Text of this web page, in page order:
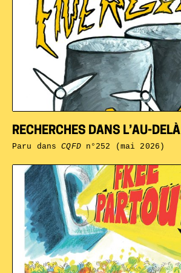
RECHERCHES DANS L’AU-DELÀ
Paru dansCQFDn°252 (mai 2026)